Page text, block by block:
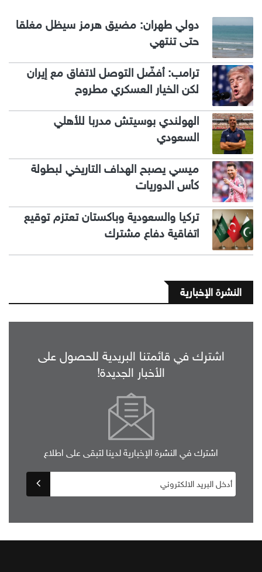
دولي طهران: مضيق هرمز سيظل مغلقا
حتى تنتهي
ترامب: أفضّل التوصل لاتفاق مع إيران
لكن الخيار العسكري مطروح
الهولندي بوسيتش مدربا للأهلي
السعودي
ميسي يصبح الهداف التاريخي لبطولة
كأس الدوريات
تركيا والسعودية وباكستان تعتزم توقيع
اتفاقية دفاع مشترك
النشرة الإخبارية
اشترك في قائمتنا البريدية للحصول على
الأخبار الجديدة!
اشترك في النشرة الإخبارية لدينا لتبقى على اطلاع